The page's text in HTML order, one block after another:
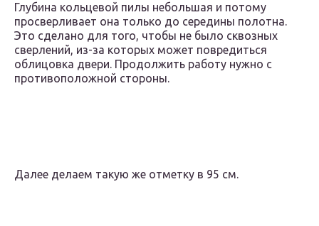
Глубина кольцевой пилы небольшая и потому
просверливает она только до середины полотна.
Это сделано для того, чтобы не было сквозных
сверлений, из-за которых может повредиться
облицовка двери. Продолжить работу нужно с
противоположной стороны.
Далее делаем такую же отметку в 95 см.